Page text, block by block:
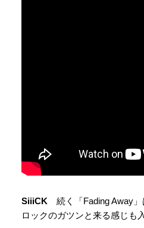
SiiiCK 続く「Fading Away」
ロックのガツンと来る感じも